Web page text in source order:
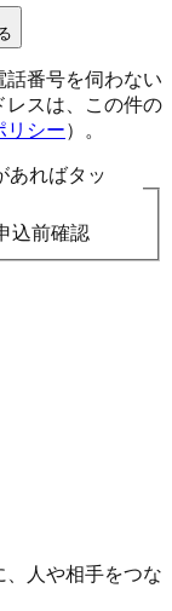
番号を伺わない
レスは、この件の
リシー）。
あればタッ
込前確認
、人や相手をつな